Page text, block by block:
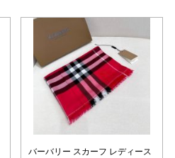
バーバリー スカーフ レディース